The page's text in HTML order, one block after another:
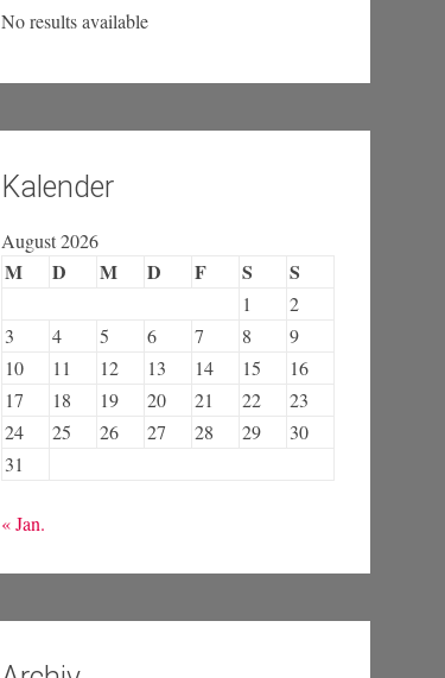
No results available
Kalender
August 2026
M D M D F S S
1
2
3
4 5 6 7 8
9
10
11 12 13 14 15
16
17
18 19 20 21 22
23
24
25 26 27 28 29
30
31
« Jan.